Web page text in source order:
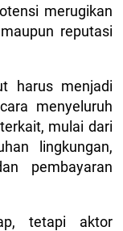
merugikan
reputasi
harus menjadi
menyeluruh
mulai dari
lingkungan,
pembayaran
tetapi aktor